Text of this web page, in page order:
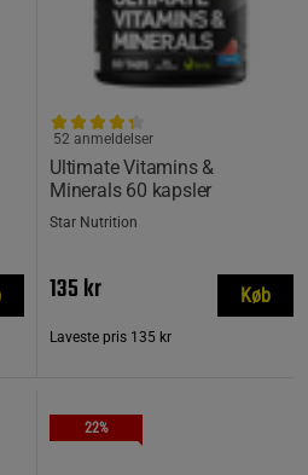
Ultimate Vitamins &
Minerals 60 kapsler
52 anmeldelser
Star Nutrition
135 kr
Laveste pris 135 kr
Køb
22%